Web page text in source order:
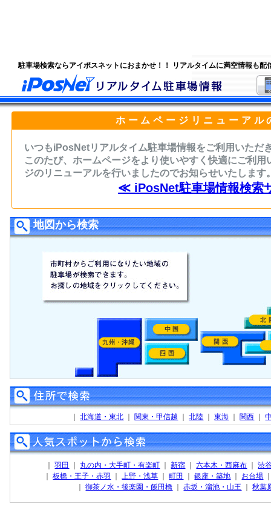
駐車場検索ならアイポスネットにおまかせ！！ リアルタイムに満空情報も配
ホームページリニューアル
いつもiPosNetリアルタイム駐車場情報をご利用いただ
このたび、ホームページをより使いやすく快適にご利
ジのリニューアルを行いましたのでお知らせいたします
≪ iPosNet駐車場情報検索
地図から検索
｜北海道・東北 関東・甲信越 ｜北陸 ｜東海 関西 ｜
｜羽田 丸の内・大手町・有楽町 ｜新宿 ｜六本木・西麻布 ｜渋
｜板橋・王子・赤羽 ｜上野・浅草 ｜町田 ｜銀座・築地 お台場
｜御茶ノ水・後楽園・飯田橋 ｜赤坂・溜池・山王 ｜秋葉